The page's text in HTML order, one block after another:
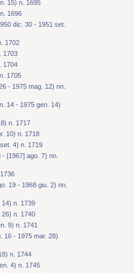
15) n. 1695
1696
dic. 30 - 1951 set.
1702
1703
1704
1705
- 1975 mag. 12) nn.
14 - 1975 gen. 14)
n. 1717
10) n. 1718
4) n. 1719
[1967] ago. 7) nn.
19 - 1968 giu. 2) nn.
14) n. 1739
26) n. 1740
9) n. 1741
16 - 1975 mar. 28)
n. 1744
4) n. 1745